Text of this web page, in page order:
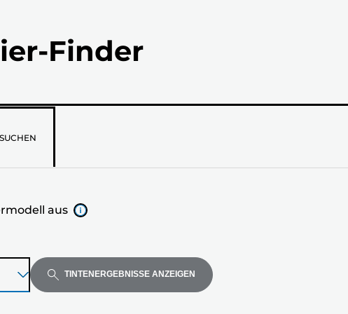
Finder
aus
TINTENERGEBNISSE ANZEIGEN